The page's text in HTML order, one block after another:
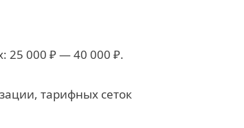
25 000 ₽ — 40 000 ₽.
тарифных сеток